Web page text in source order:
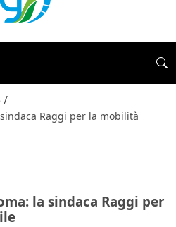
/
Raggi per la mobilità
la sindaca Raggi per